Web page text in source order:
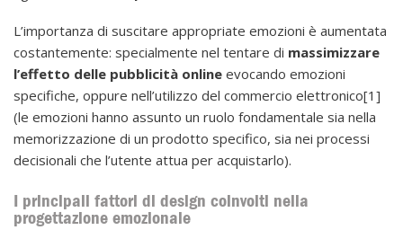
L’importanza di suscitare appropriate emozioni è aumentata
costantemente: specialmente nel tentare di massimizzare
l’effetto delle pubblicità online evocando emozioni
specifiche, oppure nell’utilizzo del commercio elettronico[1]
(le emozioni hanno assunto un ruolo fondamentale sia nella
memorizzazione di un prodotto specifico, sia nei processi
decisionali che l’utente attua per acquistarlo).
I principali fattori di design coinvolti nella
progettazione emozionale